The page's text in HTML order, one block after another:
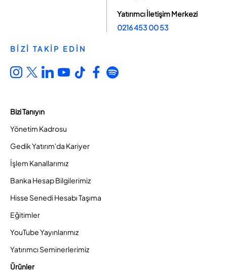
Yatırımcı İletişim Merkezi
0216 453 00 53
BİZİ TAKİP EDİN
Bizi Tanıyın
Yönetim Kadrosu
Gedik Yatırım'da Kariyer
İşlem Kanallarımız
Banka Hesap Bilgilerimiz
Hisse Senedi Hesabı Taşıma
Eğitimler
YouTube Yayınlarımız
Yatırımcı Seminerlerimiz
Ürünler